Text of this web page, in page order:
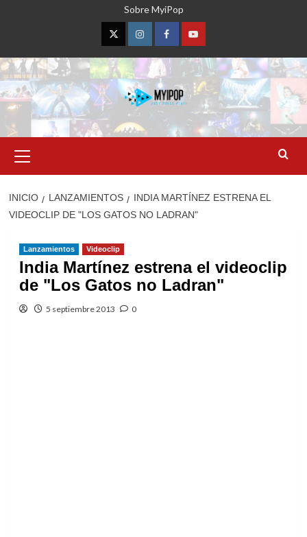
Sobre MyiPop
TwitterInstagramFacebookYouTube
primario
INICIO LANZAMIENTOS
INDIA MARTÍNEZ ESTRENA EL
VIDEOCLIP DE "LOS GATOS NO LADRAN"
Lanzamientos Videoclip
India Martínez estrena el videoclip
de "Los Gatos no Ladran"
5 septiembre 2013 0